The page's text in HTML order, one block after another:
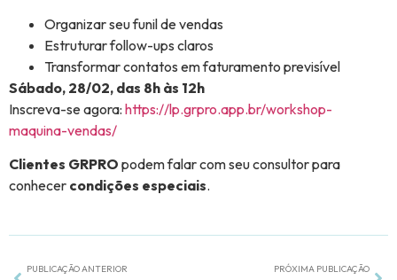
Organizar seu funil de vendas
Estruturar follow-ups claros
Transformar contatos em faturamento previsível
Sábado, 28/02, das 8h às 12h
Inscreva-se agora: https://lp.grpro.app.br/workshop-
maquina-vendas/
Clientes GRPRO podem falar com seu consultor para
conhecer condições especiais.
PUBLICAÇÃO ANTERIOR PRÓXIMA PUBLICAÇÃO